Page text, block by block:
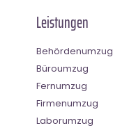
Leistungen
Behördenumzug
Büroumzug
Fernumzug
Firmenumzug
Laborumzug